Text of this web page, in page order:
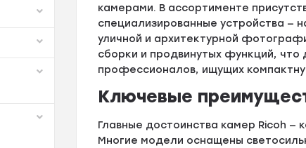
камерами. В ассортименте
специализированные устройства
уличной и архитектурной
сборки и продвинутых функций,
профессионалов, ищущих
Ключевые
Главные достоинства камер Ricoh —
Многие модели оснащены